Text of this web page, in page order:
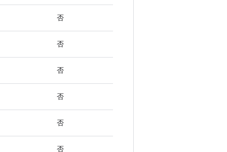
否
否
否
否
否
否